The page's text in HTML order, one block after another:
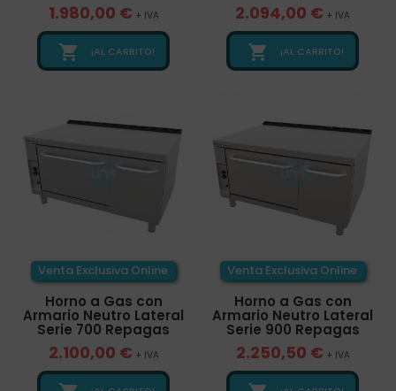
1.980,00 € + IVA
 ¡AL CARRITO!
2.094,00 € + IVA
 ¡AL CARRITO!
Venta Exclusiva Online
Horno a Gas con
Armario Neutro Lateral
Serie 700 Repagas
2.100,00 € + IVA
Venta Exclusiva Online
Horno a Gas con
Armario Neutro Lateral
Serie 900 Repagas
2.250,50 € + IVA